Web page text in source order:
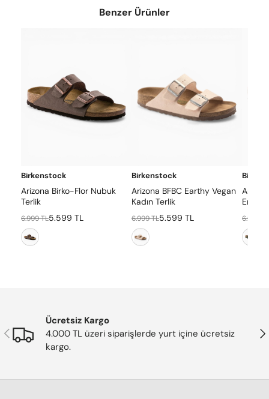
Benzer Ürünler
Birkenstock
Arizona Birko-Flor Nubuk
Terlik
6.999 TL5.599 TL
Birkenstock
Arizona BFBC Earthy Vegan
Kadın Terlik
6.999 TL5.599 TL
Erkek
6.999 TL
Önceki
Ücretsiz Kargo
4.000 TL üzeri siparişlerde yurt içine ücretsiz
kargo.